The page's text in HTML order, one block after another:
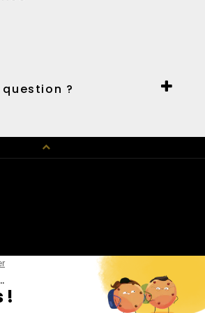
fois sans frais.
?